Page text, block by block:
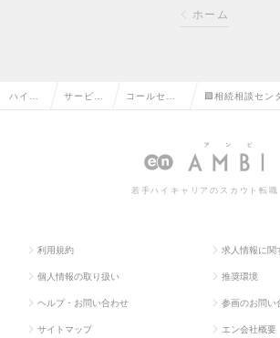
ホーム
ハイク サービ コールセン
管理の転職
🟩相続相談セン
祝休／リモート
若手ハイキャリアのスカウト転職
利用規約 求人情報に関
個人情報の取り扱い 推奨環境
ヘルプ・お問い合わせ 参画のお問い
サイトマップ エン会社概要